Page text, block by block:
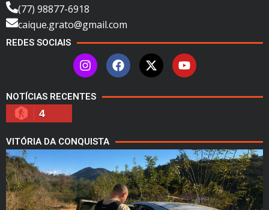
(77) 98877-6918
caique.grato@gmail.com
REDES SOCIAIS
NOTÍCIAS RECENTES
4
VITÓRIA DA CONQUISTA